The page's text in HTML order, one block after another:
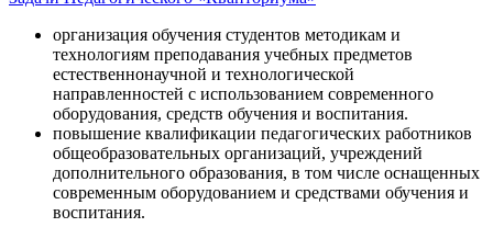
организация обучения студентов методикам и
технологиям преподавания учебных предметов
естественнонаучной и технологической
направленностей с использованием современного
оборудования, средств обучения и воспитания.
повышение квалификации педагогических работников
общеобразовательных организаций, учреждений
дополнительного образования, в том числе оснащенных
современным оборудованием и средствами обучения и
воспитания.